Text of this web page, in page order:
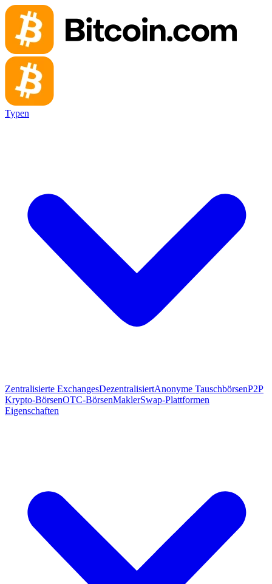
Typen
Zentralisierte ExchangesDezentralisiertAnonyme TauschbörsenP2P
Krypto-BörsenOTC-BörsenMaklerSwap-Plattformen
Eigenschaften